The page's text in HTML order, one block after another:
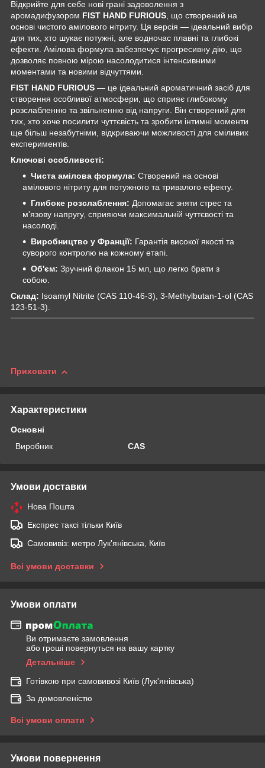
Відкрийте для себе нові грані задоволення з
аромадифузором FIST HAND FURIOUS, що створений на
основі чистого амілового нітриту. Ця версія — ідеальний вибір
для тих, хто шукає потужні, але водночас плавні та глибокі
ефекти. Амілова формула забезпечує прогресивну дію, що
дозволяє повною мірою насолодитися інтенсивними
моментами та новими відчуттями.
FIST HAND FURIOUS — це ідеальний ароматичний засіб для
створення особливої атмосфери, що сприяє глибокому
розслабленню та звільненню від напруги. Він створений для
тих, хто хоче посилити чуттєвість та зробити інтимні моменти
ще більш незабутніми, відкриваючи можливості для сміливих
експериментів.
Ключові особливості:
Чиста амілова формула: Створений на основі
амілового нітриту для потужного та тривалого ефекту.
Глибоке розслаблення: Допомагає зняти стрес та
м'язову напругу, сприяючи максимальній чуттєвості та
насолоді.
Виробництво у Франції: Гарантія високої якості та
суворого контролю на кожному етапі.
Об'єм: Зручний флакон 15 мл, що легко брати з
собою.
Склад: Isoamyl Nitrite (CAS 110-46-3), 3-Methylbutan-1-ol (CAS
123-51-3).
Приховати
Характеристики
Основні
Виробник
CAS
Умови доставки
Нова Пошта
Експрес таксі тільки Київ
Самовивіз: метро Лук'янівська, Київ
Всі умови доставки
Умови оплати
Ви отримаєте замовлення
або гроші повернуться на вашу картку
Детальніше
Готівкою при самовивозі Київ (Лук'янівська)
За домовленістю
Всі умови оплати
Умови повернення